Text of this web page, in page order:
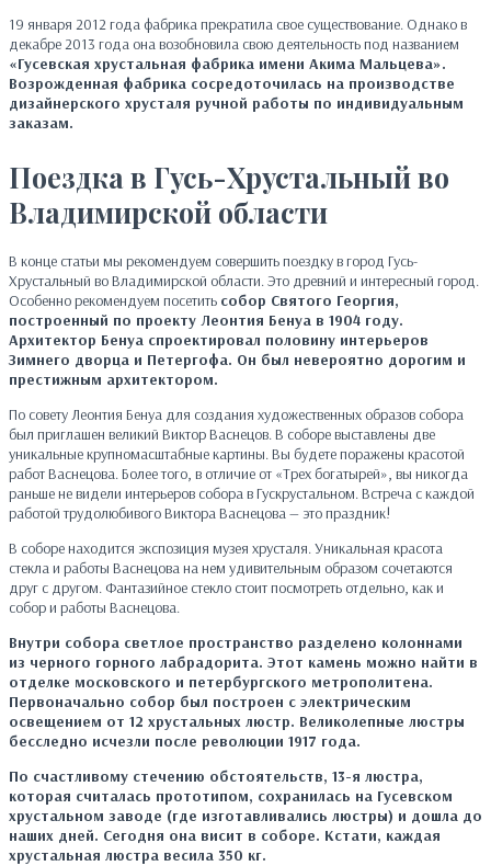
19 января 2012 года фабрика прекратила свое существование. Однако в
декабре 2013 года она возобновила свою деятельность под названием
«Гусевская хрустальная фабрика имени Акима Мальцева».
Возрожденная фабрика сосредоточилась на производстве
дизайнерского хрусталя ручной работы по индивидуальным
заказам.
Поездка в Гусь-Хрустальный во
Владимирской области
В конце статьи мы рекомендуем совершить поездку в город Гусь-
Хрустальный во Владимирской области. Это древний и интересный город.
Особенно рекомендуем посетить собор Святого Георгия,
построенный по проекту Леонтия Бенуа в 1904 году.
Архитектор Бенуа спроектировал половину интерьеров
Зимнего дворца и Петергофа. Он был невероятно дорогим и
престижным архитектором.
По совету Леонтия Бенуа для создания художественных образов собора
был приглашен великий Виктор Васнецов. В соборе выставлены две
уникальные крупномасштабные картины. Вы будете поражены красотой
работ Васнецова. Более того, в отличие от «Трех богатырей», вы никогда
раньше не видели интерьеров собора в Гускрустальном. Встреча с каждой
работой трудолюбивого Виктора Васнецова — это праздник!
В соборе находится экспозиция музея хрусталя. Уникальная красота
стекла и работы Васнецова на нем удивительным образом сочетаются
друг с другом. Фантазийное стекло стоит посмотреть отдельно, как и
собор и работы Васнецова.
Внутри собора светлое пространство разделено колоннами
из черного горного лабрадорита. Этот камень можно найти в
отделке московского и петербургского метрополитена.
Первоначально собор был построен с электрическим
освещением от 12 хрустальных люстр. Великолепные люстры
бесследно исчезли после революции 1917 года.
По счастливому стечению обстоятельств, 13-я люстра,
которая считалась прототипом, сохранилась на Гусевском
хрустальном заводе (где изготавливались люстры) и дошла до
наших дней. Сегодня она висит в соборе. Кстати, каждая
хрустальная люстра весила 350 кг.